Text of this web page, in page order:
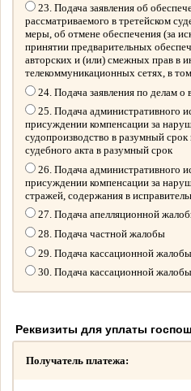
23. Подача заявления об
рассматриваемого в третейском
меры, об отмене обеспечения (за
принятии предварительных
авторских и (или) смежных прав в
телекоммуникационных сетях, в
24. Подача заявления по делам о
25. Подача административного
присуждении компенсации за
судопроизводство в разумный
судебного акта в разумный срок
26. Подача административного
присуждении компенсации за
стражей, содержания в
27. Подача апелляционной
28. Подача частной жалобы
29. Подача кассационной
30. Подача кассационной жалобы
Реквизиты для уплаты
Получатель платежа: